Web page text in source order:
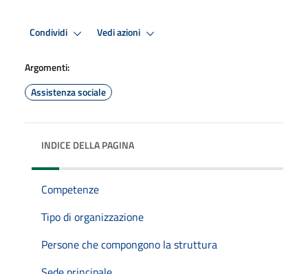
Condividi Vedi azioni
Argomenti:
Assistenza sociale
INDICE DELLA PAGINA
Competenze
Tipo di organizzazione
Persone che compongono la struttura